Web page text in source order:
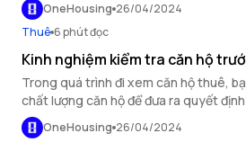
OneHousing 26/04/2024
Thuê 6 phút đọc
Kinh nghiệm kiểm tra căn hộ
Trong quá trình đi xem căn hộ thuê,
chất lượng căn hộ để đưa ra quyết
những rủi ro phát sinh khi thuê nhà.
OneHousing 26/04/2024